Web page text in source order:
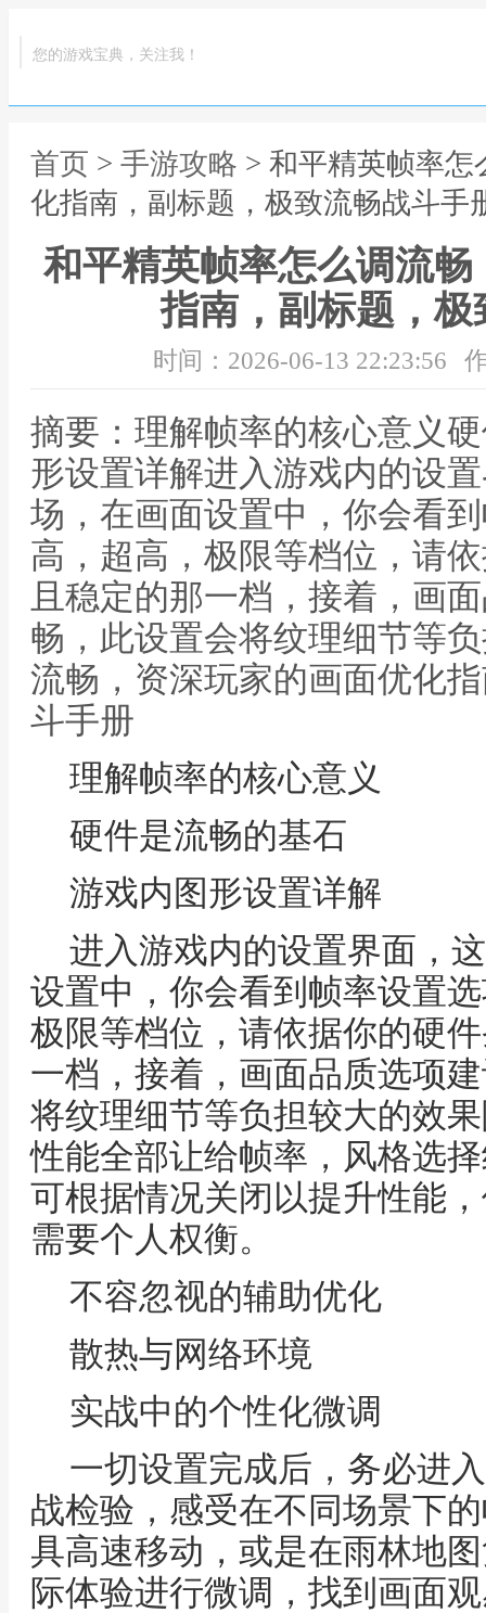
您的游戏宝典，关注我！
首页 > 手游攻略 > 和平精英帧率
化指南，副标题，极致流畅战斗手
和平精英帧率怎么调流
指南，副标题，
时间：2026-06-13 22:23:56
摘要：理解帧率的核心意义
形设置详解进入游戏内的设
场，在画面设置中，你会看
高，超高，极限等档位，请
且稳定的那一档，接着，画
畅，此设置会将纹理细节等
流畅，资深玩家的画面优化
斗手册
理解帧率的核心意义
硬件是流畅的基石
游戏内图形设置详解
进入游戏内的设置界面，
设置中，你会看到帧率设置
极限等档位，请依据你的硬
一档，接着，画面品质选项
将纹理细节等负担较大的效
性能全部让给帧率，风格选
可根据情况关闭以提升性能
需要个人权衡。
不容忽视的辅助优化
散热与网络环境
实战中的个性化微调
一切设置完成后，务必进
战检验，感受在不同场景下
具高速移动，或是在雨林地
际体验进行微调，找到画面